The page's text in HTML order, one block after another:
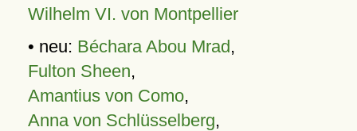
Wilhelm VI. von Montpellier
• neu: Béchara Abou Mrad,
Fulton Sheen,
Amantius von Como,
Anna von Schlüsselberg,